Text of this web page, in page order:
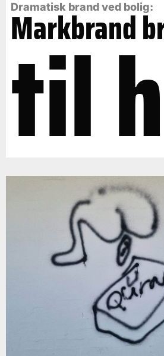
Dramatisk brand ved bolig:
Markbrand
til